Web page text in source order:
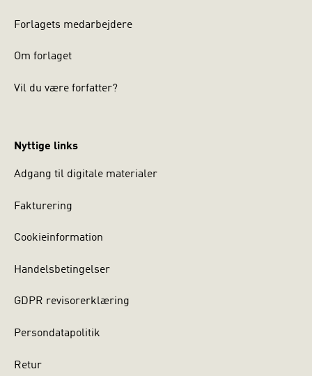
Forlagets medarbejdere
Om forlaget
Vil du være forfatter?
Nyttige links
Adgang til digitale materialer
Fakturering
Cookieinformation
Handelsbetingelser
GDPR revisorerklæring
Persondatapolitik
Retur